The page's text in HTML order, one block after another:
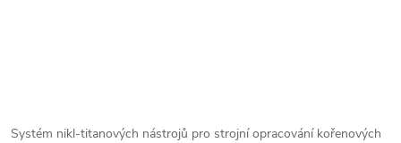
Systém nikl-titanových nástrojů pro strojní opracování kořenových